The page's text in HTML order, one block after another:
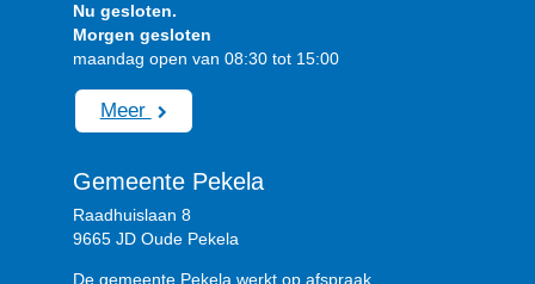
Nu gesloten.
Morgen gesloten
maandag open van 08:30 tot 15:00
Meer
Gemeente Pekela
Raadhuislaan 8
9665 JD Oude Pekela
De gemeente Pekela werkt op afspraak.